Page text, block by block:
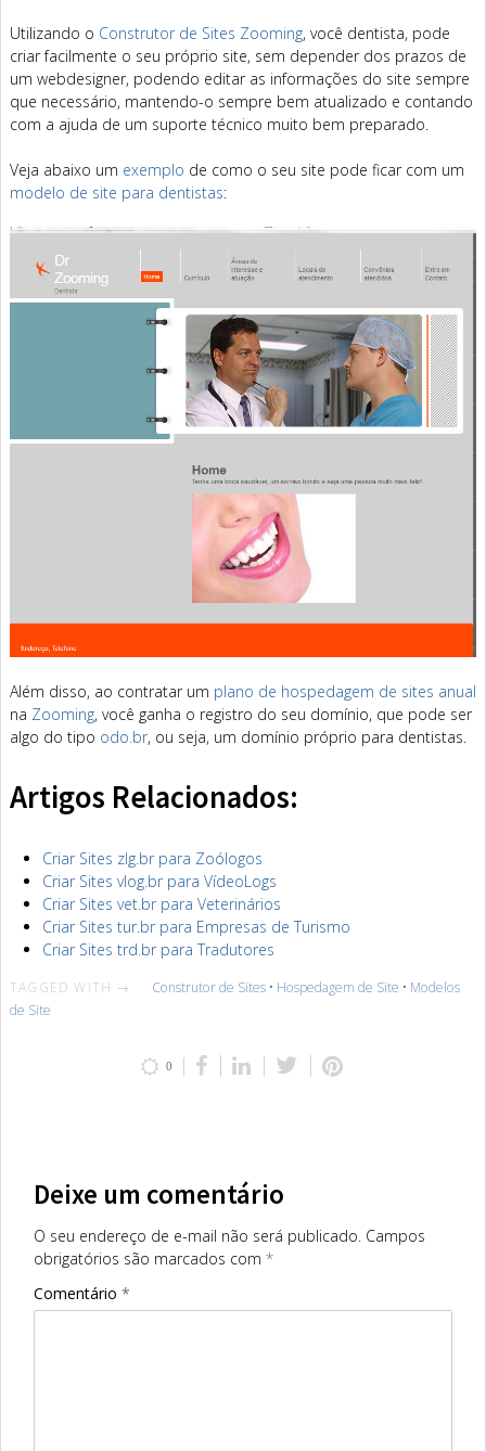
Utilizando o Construtor de Sites Zooming, você dentista, pode
criar facilmente o seu próprio site, sem depender dos prazos de
um webdesigner, podendo editar as informações do site sempre
que necessário, mantendo-o sempre bem atualizado e contando
com a ajuda de um suporte técnico muito bem preparado.
Veja abaixo um exemplo de como o seu site pode ficar com um
modelo de site para dentistas:
Além disso, ao contratar um plano de hospedagem de sites anual
na Zooming, você ganha o registro do seu domínio, que pode ser
algo do tipo odo.br, ou seja, um domínio próprio para dentistas.
Artigos Relacionados:
Criar Sites zlg.br para Zoólogos
Criar Sites vlog.br para VídeoLogs
Criar Sites vet.br para Veterinários
Criar Sites tur.br para Empresas de Turismo
Criar Sites trd.br para Tradutores
TAGGED WITH → Construtor de Sites• Hospedagem de Site • Modelos
de Site
0
Deixe um comentário
O seu endereço de e-mail não será publicado. Campos
obrigatórios são marcados com *
Comentário *